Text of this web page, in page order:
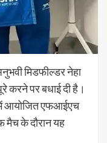
मिडफील्डर नेहा
करने पर बधाई दी है।
आयोजित एफआईएच
मैच के दौरान यह